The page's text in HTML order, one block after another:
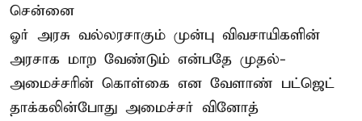
சென்னை
ஓர் அரசு வல்லரசாகும் முன்பு விவசாயிகளின்
அரசாக மாற வேண்டும் என்பதே முதல்-
அமைச்சரின் கொள்கை என வேளாண் பட்ஜெட்
தாக்கலின்போது அமைச்சர் வினோத்